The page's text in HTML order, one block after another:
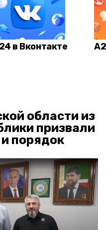
в Вконтакте
области из
призвали
порядок